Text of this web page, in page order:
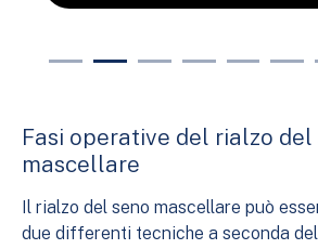
Fasi operative del rialzo del
mascellare
Il rialzo del seno mascellare può
due differenti tecniche a seconda